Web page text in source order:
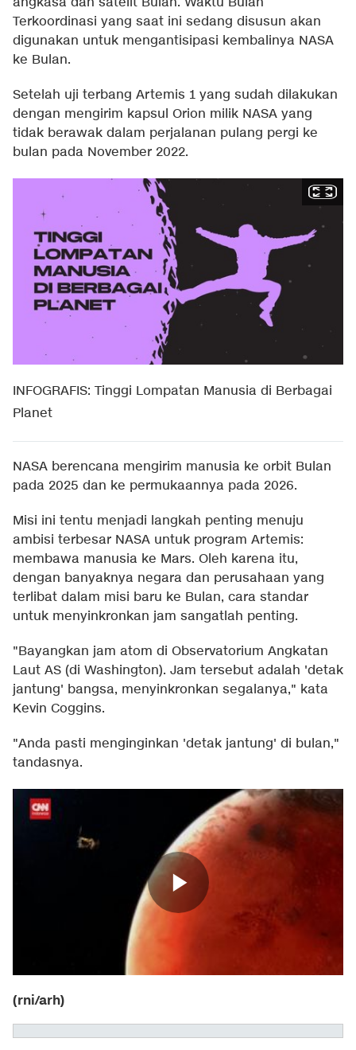
Terkoordinasi yang saat ini sedang disusun akan
digunakan untuk mengantisipasi kembalinya NASA
ke Bulan.
Setelah uji terbang Artemis 1 yang sudah dilakukan
dengan mengirim kapsul Orion milik NASA yang
tidak berawak dalam perjalanan pulang pergi ke
bulan pada November 2022.
INFOGRAFIS: Tinggi Lompatan Manusia di Berbagai
Planet
NASA berencana mengirim manusia ke orbit Bulan
pada 2025 dan ke permukaannya pada 2026.
Misi ini tentu menjadi langkah penting menuju
ambisi terbesar NASA untuk program Artemis:
membawa manusia ke Mars. Oleh karena itu,
dengan banyaknya negara dan perusahaan yang
terlibat dalam misi baru ke Bulan, cara standar
untuk menyinkronkan jam sangatlah penting.
"Bayangkan jam atom di Observatorium Angkatan
Laut AS (di Washington). Jam tersebut adalah 'detak
jantung' bangsa, menyinkronkan segalanya," kata
Kevin Coggins.
"Anda pasti menginginkan 'detak jantung' di bulan,"
tandasnya.
(rni/arh)